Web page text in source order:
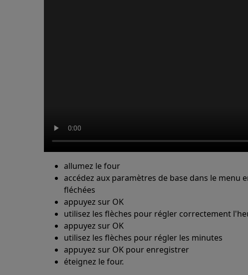
allumez le four
accédez aux paramètres de base dans le menu
fléchées
appuyez sur OK
utilisez les flèches pour régler correctement
appuyez sur OK
utilisez les flèches pour régler les minutes
appuyez sur OK pour enregistrer
éteignez le four.